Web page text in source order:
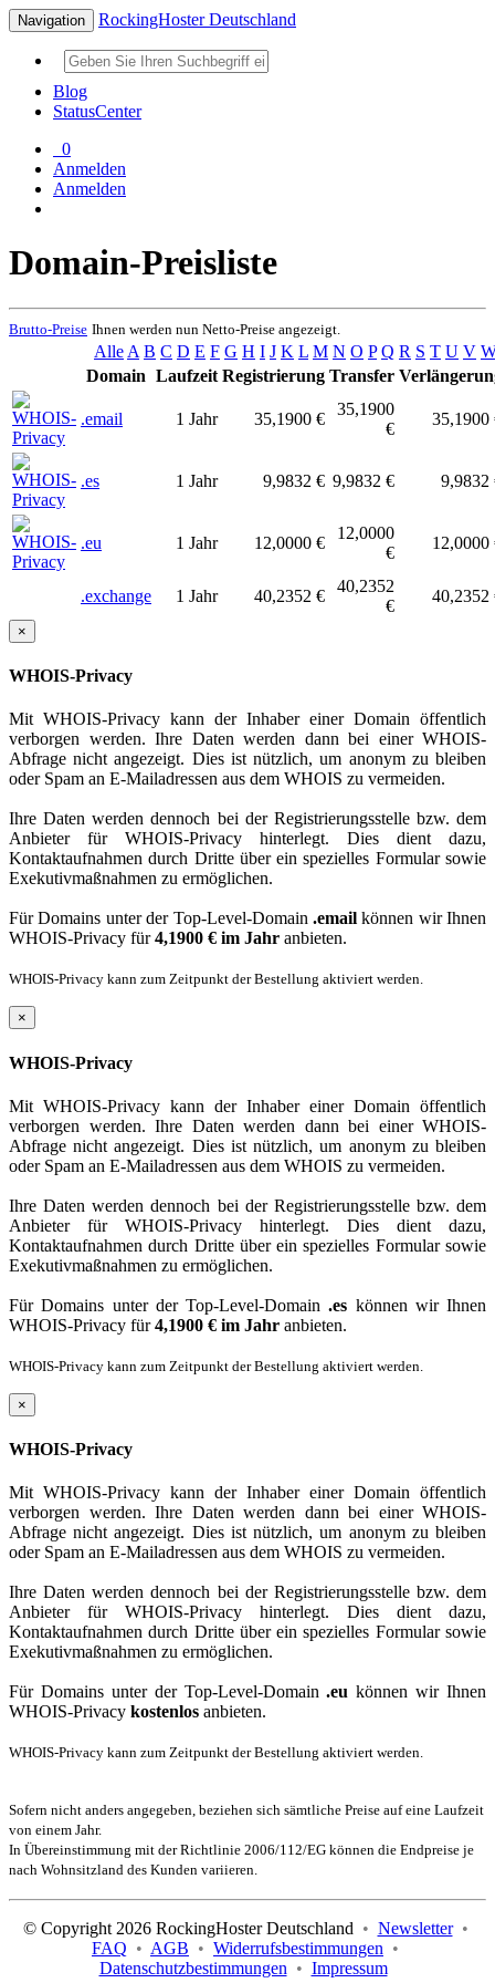
Navigation RockingHoster Deutschland
Blog
StatusCenter
0
Anmelden
Anmelden
Domain-Preisliste
Brutto-Preise Ihnen werden nun Netto-Preise angezeigt.
Alle A B C D E F G H I J K L M N O P Q R S T U V
Domain Laufzeit Registrierung Transfer
.email 1 Jahr 35,1900 €
35,1900
€
35,1900
.es 1 Jahr 9,9832 € 9,9832 € 9,9832
.eu 1 Jahr 12,0000 €
12,0000
€
12,0000
.exchange 1 Jahr 40,2352 €
40,2352
€
40,2352
×
WHOIS-Privacy
Mit WHOIS-Privacy kann der Inhaber einer Domain öffentlich
verborgen werden. Ihre Daten werden dann bei einer WHOIS-
Abfrage nicht angezeigt. Dies ist nützlich, um anonym zu bleiben
oder Spam an E-Mailadressen aus dem WHOIS zu vermeiden.
Ihre Daten werden dennoch bei der Registrierungsstelle bzw. dem
Anbieter für WHOIS-Privacy hinterlegt. Dies dient dazu,
Kontaktaufnahmen durch Dritte über ein spezielles Formular sowie
Exekutivmaßnahmen zu ermöglichen.
Für Domains unter der Top-Level-Domain .emailkönnen wir Ihnen
WHOIS-Privacy für4,1900 € im Jahr anbieten.
WHOIS-Privacy kann zum Zeitpunkt der Bestellung aktiviert werden.
×
WHOIS-Privacy
Mit WHOIS-Privacy kann der Inhaber einer Domain öffentlich
verborgen werden. Ihre Daten werden dann bei einer WHOIS-
Abfrage nicht angezeigt. Dies ist nützlich, um anonym zu bleiben
oder Spam an E-Mailadressen aus dem WHOIS zu vermeiden.
Ihre Daten werden dennoch bei der Registrierungsstelle bzw. dem
Anbieter für WHOIS-Privacy hinterlegt. Dies dient dazu,
Kontaktaufnahmen durch Dritte über ein spezielles Formular sowie
Exekutivmaßnahmen zu ermöglichen.
Für Domains unter der Top-Level-Domain.es können wir Ihnen
WHOIS-Privacy für4,1900 € im Jahr anbieten.
WHOIS-Privacy kann zum Zeitpunkt der Bestellung aktiviert werden.
×
WHOIS-Privacy
Mit WHOIS-Privacy kann der Inhaber einer Domain öffentlich
verborgen werden. Ihre Daten werden dann bei einer WHOIS-
Abfrage nicht angezeigt. Dies ist nützlich, um anonym zu bleiben
oder Spam an E-Mailadressen aus dem WHOIS zu vermeiden.
Ihre Daten werden dennoch bei der Registrierungsstelle bzw. dem
Anbieter für WHOIS-Privacy hinterlegt. Dies dient dazu,
Kontaktaufnahmen durch Dritte über ein spezielles Formular sowie
Exekutivmaßnahmen zu ermöglichen.
Für Domains unter der Top-Level-Domain.eu können wir Ihnen
WHOIS-Privacy kostenlos anbieten.
WHOIS-Privacy kann zum Zeitpunkt der Bestellung aktiviert werden.
Sofern nicht anders angegeben, beziehen sich sämtliche Preise auf eine Laufzeit
von einem Jahr.
In Übereinstimmung mit der Richtlinie 2006/112/EG können die Endpreise je
nach Wohnsitzland des Kunden variieren.
© Copyright 2026 RockingHoster Deutschland • Newsletter •
FAQ • AGB • Widerrufsbestimmungen •
Datenschutzbestimmungen • Impressum